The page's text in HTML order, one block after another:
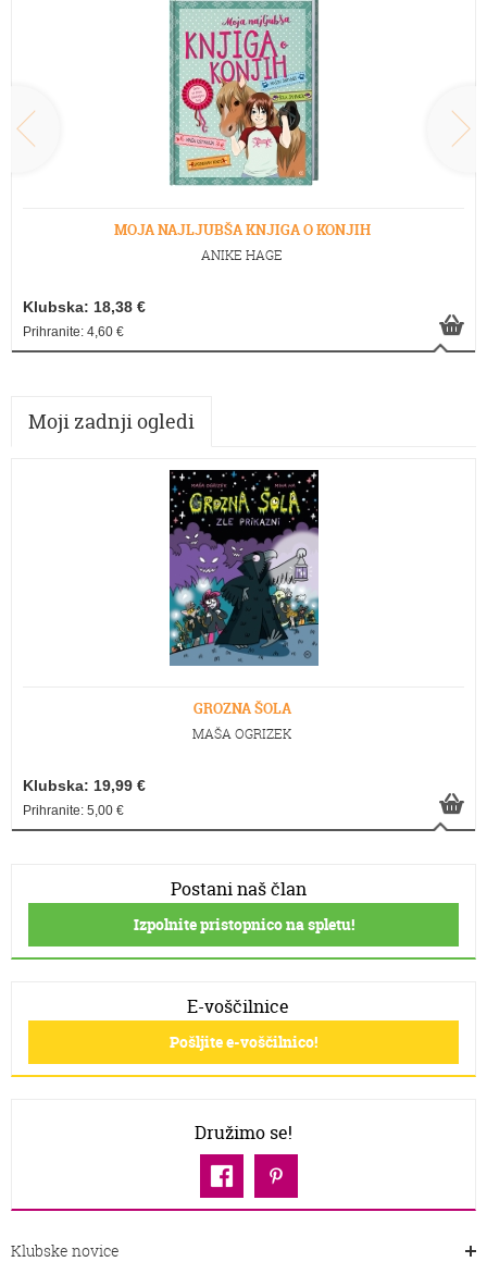
MOJA NAJLJUBŠA KNJIGA O KONJIH
ANIKE HAGE
Klubska: 18,38 €
Prihranite: 4,60 €
Moji zadnji ogledi
GROZNA ŠOLA
MAŠA OGRIZEK
Klubska: 19,99 €
Prihranite: 5,00 €
Postani naš član
Izpolnite pristopnico na spletu!
E-voščilnice
Pošljite e-voščilnico!
Družimo se!
Klubske novice